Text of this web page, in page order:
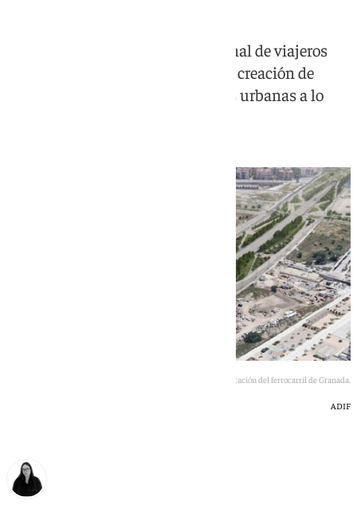
El proyecto contempla una terminal de viajeros
con más capacidad para trenes, la creación de
zonas verdes y nuevas conexiones urbanas a lo
Infografía sobre la integración del ferrocarril de Granada.
ADIF